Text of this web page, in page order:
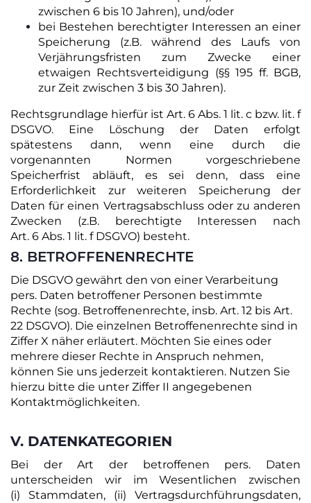
zwischen 6 bis 10 Jahren), und/oder
bei Bestehen berechtigter Interessen an einer
Speicherung (z.B. während des Laufs von
Verjährungsfristen zum Zwecke einer
etwaigen Rechtsverteidigung (§§ 195 ff. BGB,
zur Zeit zwischen 3 bis 30 Jahren).
Rechtsgrundlage hierfür ist Art. 6 Abs. 1 lit. c bzw. lit. f
DSGVO. Eine Löschung der Daten erfolgt
spätestens dann, wenn eine durch die
vorgenannten Normen vorgeschriebene
Speicherfrist abläuft, es sei denn, dass eine
Erforderlichkeit zur weiteren Speicherung der
Daten für einen Vertragsabschluss oder zu anderen
Zwecken (z.B. berechtigte Interessen nach
Art. 6 Abs. 1 lit. f DSGVO) besteht.
8. BETROFFENENRECHTE
Die DSGVO gewährt den von einer Verarbeitung
pers. Daten betroffener Personen bestimmte
Rechte (sog. Betroffenenrechte, insb. Art. 12 bis Art.
22 DSGVO). Die einzelnen Betroffenenrechte sind in
Ziffer ‎X näher erläutert. Möchten Sie eines oder
mehrere dieser Rechte in Anspruch nehmen,
können Sie uns jederzeit kontaktieren. Nutzen Sie
hierzu bitte die unter Ziffer ‎II angegebenen
Kontaktmöglichkeiten.
V. DATENKATEGORIEN
Bei der Art der betroffenen pers. Daten
unterscheiden wir im Wesentlichen zwischen
(i) Stammdaten, (ii) Vertragsdurchführungsdaten,